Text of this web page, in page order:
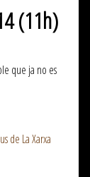
(11h)
que ja no es
de La Xarxa